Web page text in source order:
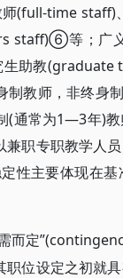
(full-time
staff)⑥等；广
生助教
教师，非终身
(通常为1—3年)
职专职教学人
性主要体现在
而定
位设定之初就